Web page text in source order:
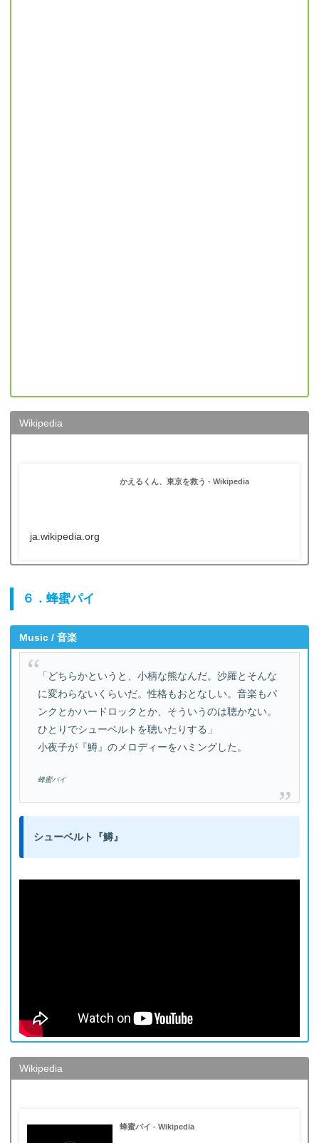
Wikipedia
かえるくん、東京を救う - Wikipedia
ja.wikipedia.org
６．蜂蜜パイ
Music / 音楽
「どちらかというと、小柄な熊なんだ。沙羅とそんな
に変わらないくらいだ。性格もおとなしい。音楽もパ
ンクとかハードロックとか、そういうのは聴かない。
ひとりでシューベルトを聴いたりする」
小夜子が『鱒』のメロディーをハミングした。
蜂蜜パイ
シューベルト『鱒』
Wikipedia
蜂蜜パイ - Wikipedia